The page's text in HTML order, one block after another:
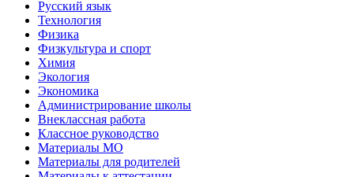
Русский язык
Технология
Физика
Физкультура и спорт
Химия
Экология
Экономика
Администрирование школы
Внеклассная работа
Классное руководство
Материалы МО
Материалы для родителей